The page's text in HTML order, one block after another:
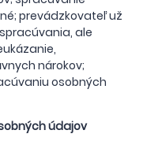
prevádzkovateľ už
ale
nárokov;
osobných
údajov